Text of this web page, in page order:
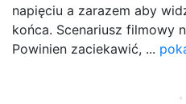
napięciu a zarazem aby
końca. Scenariusz filmowy
Powinien zaciekawić, ...